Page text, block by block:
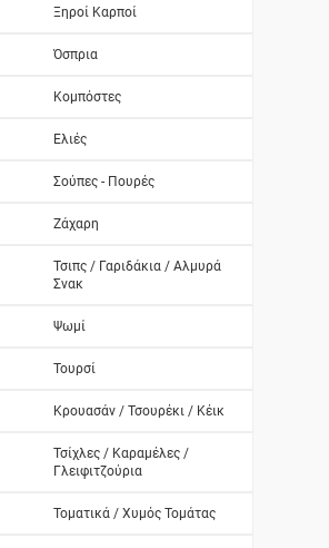
Ξηροί Καρποί
Όσπρια
Κομπόστες
Ελιές
Σούπες - Πουρές
Ζάχαρη
Τσιπς / Γαριδάκια / Αλμυρά
Σνακ
Ψωμί
Τουρσί
Κρουασάν / Τσουρέκι / Κέικ
Τσίχλες / Καραμέλες /
Γλειφιτζούρια
Τοματικά / Χυμός Τομάτας